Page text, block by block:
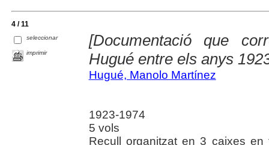
4 / 11
seleccionar
imprimir
[Documentació que
Hugué entre els anys
Hugué, Manolo Martínez
1923-1974
5 vols
Recull organitzat en 3 caixes